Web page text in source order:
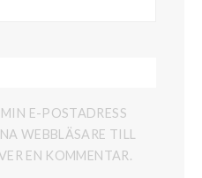
E-POSTADRESS
WEBBLÄSARE TILL
EN KOMMENTAR.